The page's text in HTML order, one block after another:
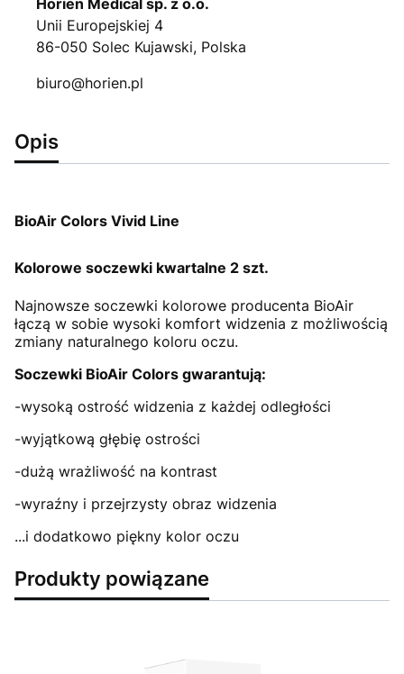
Horien Medical sp. z o.o.
Unii Europejskiej 4
86-050 Solec Kujawski, Polska
biuro@horien.pl
Opis
BioAir Colors Vivid Line
Kolorowe soczewki kwartalne 2 szt.
Najnowsze soczewki kolorowe producenta BioAir
łączą w sobie wysoki komfort widzenia z możliwością
zmiany naturalnego koloru oczu.
Soczewki BioAir Colors gwarantują:
-wysoką ostrość widzenia z każdej odległości
-wyjątkową głębię ostrości
-dużą wrażliwość na kontrast
-wyraźny i przejrzysty obraz widzenia
...i dodatkowo piękny kolor oczu
Produkty powiązane